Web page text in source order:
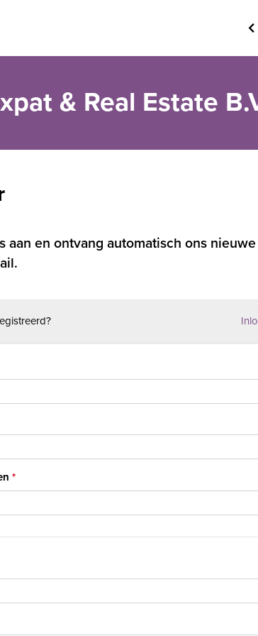
& Real Estate
aan en ontvang automatisch ons nieuwe